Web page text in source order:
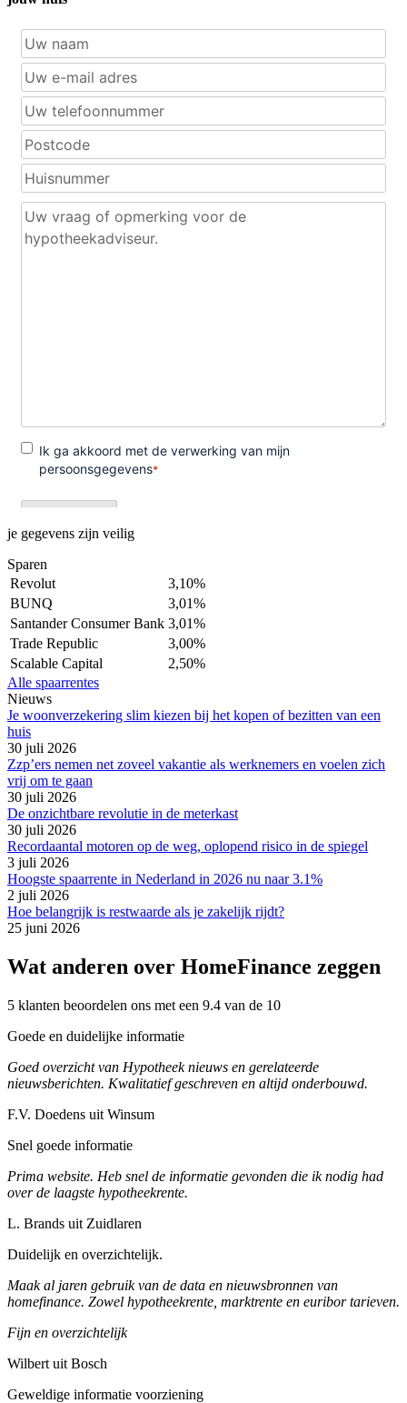
je gegevens zijn veilig
Sparen
Revolut
3,10%
BUNQ
3,01%
Santander Consumer Bank 3,01%
Trade Republic
3,00%
Scalable Capital
2,50%
Alle spaarrentes
Nieuws
Je woonverzekering slim kiezen bij het kopen of bezitten van een
huis
30 juli 2026
Zzp’ers nemen net zoveel vakantie als werknemers en voelen zich
vrij om te gaan
30 juli 2026
De onzichtbare revolutie in de meterkast
30 juli 2026
Recordaantal motoren op de weg, oplopend risico in de spiegel
3 juli 2026
Hoogste spaarrente in Nederland in 2026 nu naar 3.1%
2 juli 2026
Hoe belangrijk is restwaarde als je zakelijk rijdt?
25 juni 2026
Wat anderen over HomeFinance zeggen
5 klanten beoordelen ons met een 9.4 van de 10
Goede en duidelijke informatie
Goed overzicht van Hypotheek nieuws en gerelateerde
nieuwsberichten. Kwalitatief geschreven en altijd onderbouwd.
F.V. Doedens uit Winsum
Snel goede informatie
Prima website. Heb snel de informatie gevonden die ik nodig had
over de laagste hypotheekrente.
L. Brands uit Zuidlaren
Duidelijk en overzichtelijk.
Maak al jaren gebruik van de data en nieuwsbronnen van
homefinance. Zowel hypotheekrente, marktrente en euribor tarieven.
Fijn en overzichtelijk
Wilbert uit Bosch
Geweldige informatie voorziening